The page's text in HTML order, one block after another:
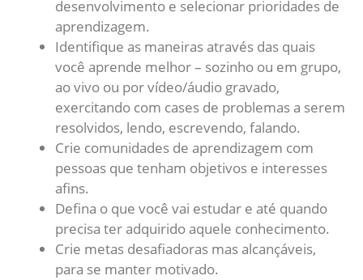
desenvolvimento e selecionar prioridades de
aprendizagem.
Identifique as maneiras através das quais
você aprende melhor – sozinho ou em grupo,
ao vivo ou por vídeo/áudio gravado,
exercitando com cases de problemas a serem
resolvidos, lendo, escrevendo, falando.
Crie comunidades de aprendizagem com
pessoas que tenham objetivos e interesses
afins.
Defina o que você vai estudar e até quando
precisa ter adquirido aquele conhecimento.
Crie metas desafiadoras mas alcançáveis,
para se manter motivado.